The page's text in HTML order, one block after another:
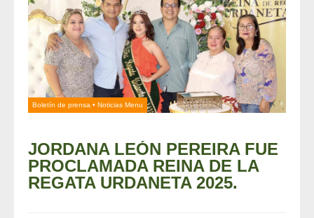
Boletín de prensa • Noticias Menu
JORDANA LEÓN PEREIRA FUE
PROCLAMADA REINA DE LA
REGATA URDANETA 2025.